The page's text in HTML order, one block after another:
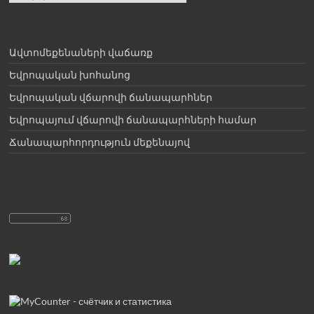
Ավտոմեքենաների վաճառք
Եվրոպական խոհանոց
Եվրոպական վճարովի ճանապարհներ
Եվրոպայում վճարովի ճանապարհների համար
Ճանապարհորդություն մեքենայով